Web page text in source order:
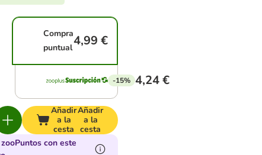
Compra
puntual4,99 €
-15% 4,24 €
Añadir
a la
cesta
Añadir
a la
cesta
con este